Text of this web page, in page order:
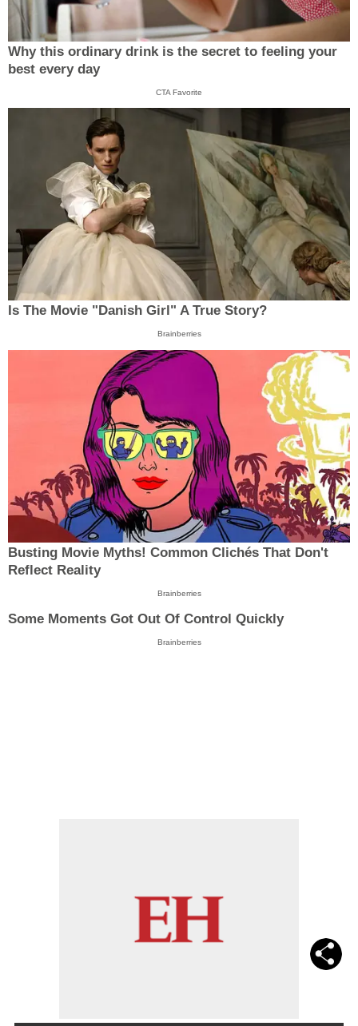
Why this ordinary drink is the secret to feeling your
best every day
CTA Favorite
Is The Movie "Danish Girl" A True Story?
Brainberries
Busting Movie Myths! Common Clichés That Don't
Reflect Reality
Brainberries
Some Moments Got Out Of Control Quickly
Brainberries